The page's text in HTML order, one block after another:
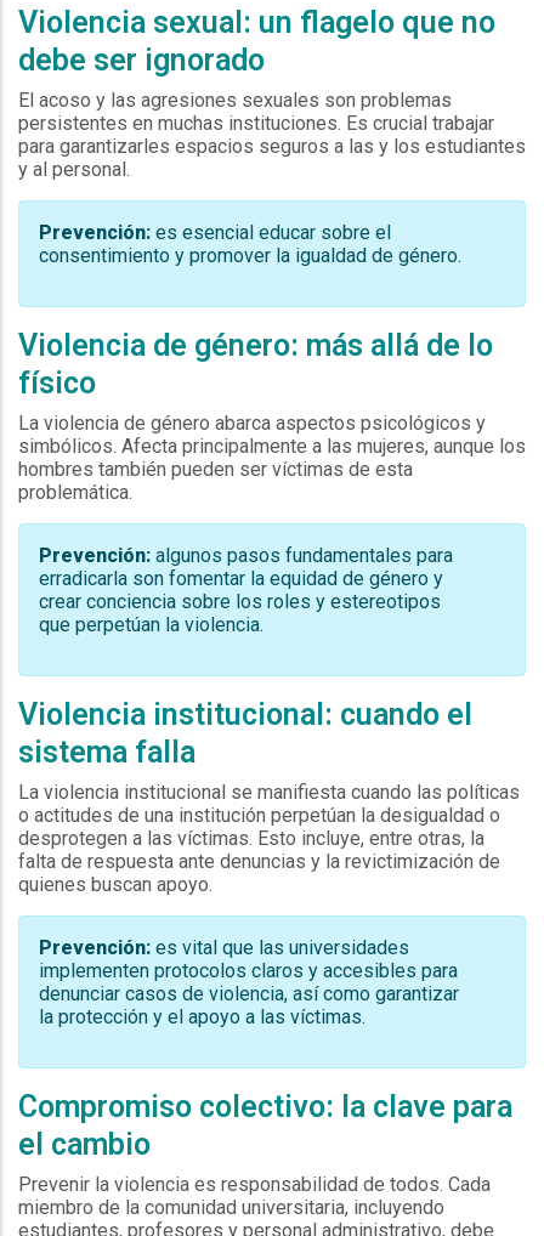
Violencia sexual: un flagelo que no
debe ser ignorado
El acoso y las agresiones sexuales son problemas
persistentes en muchas instituciones. Es crucial trabajar
para garantizarles espacios seguros a las y los estudiantes
y al personal.
Prevención: es esencial educar sobre el
consentimiento y promover la igualdad de género.
Violencia de género: más allá de lo
físico
La violencia de género abarca aspectos psicológicos y
simbólicos. Afecta principalmente a las mujeres, aunque los
hombres también pueden ser víctimas de esta
problemática.
Prevención: algunos pasos fundamentales para
erradicarla son fomentar la equidad de género y
crear conciencia sobre los roles y estereotipos
que perpetúan la violencia.
Violencia institucional: cuando el
sistema falla
La violencia institucional se manifiesta cuando las políticas
o actitudes de una institución perpetúan la desigualdad o
desprotegen a las víctimas. Esto incluye, entre otras, la
falta de respuesta ante denuncias y la revictimización de
quienes buscan apoyo.
Prevención: es vital que las universidades
implementen protocolos claros y accesibles para
denunciar casos de violencia, así como garantizar
la protección y el apoyo a las víctimas.
Compromiso colectivo: la clave para
el cambio
Prevenir la violencia es responsabilidad de todos. Cada
miembro de la comunidad universitaria, incluyendo
estudiantes, profesores y personal administrativo, debe